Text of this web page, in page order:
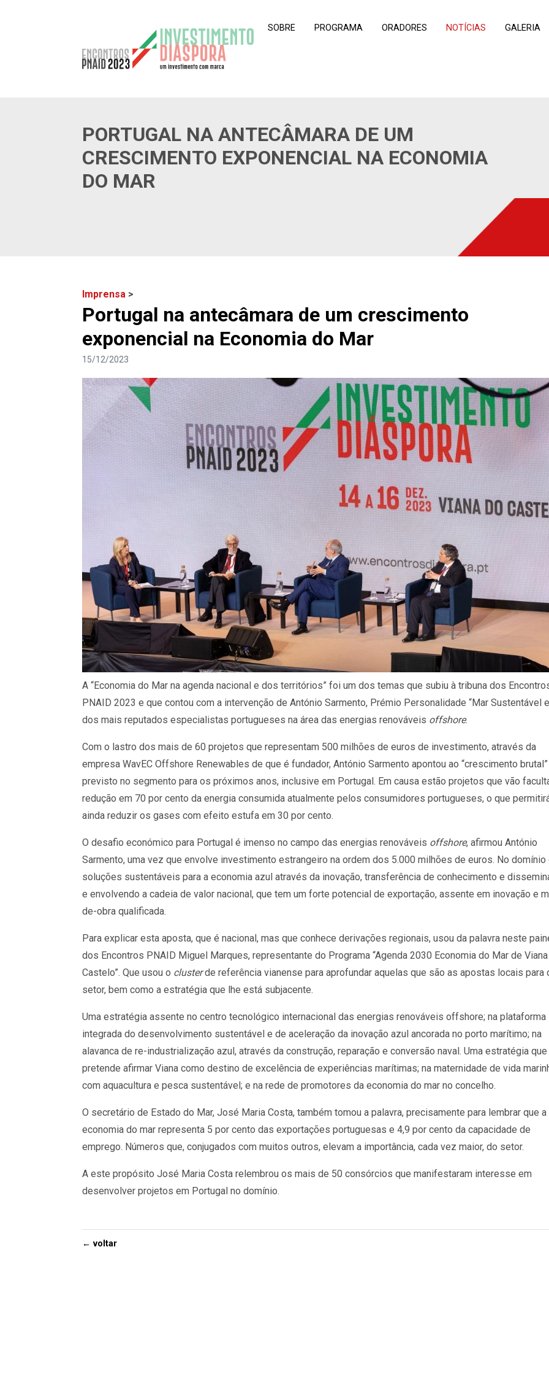
SOBRE PROGRAMA ORADORES NOTÍCIAS GALERIA
PORTUGAL NA ANTECÂMARA DE UM
CRESCIMENTO EXPONENCIAL NA ECONOMIA
DO MAR
Imprensa >
Portugal na antecâmara de um crescimento
exponencial na Economia do Mar
15/12/2023
A “Economia do Mar na agenda nacional e dos territórios” foi um dos temas que subiu à tribuna dos
PNAID 2023 e que contou com a intervenção de António Sarmento, Prémio Personalidade “Mar Sustentável
dos mais reputados especialistas portugueses na área das energias renováveis offshore.
Com o lastro dos mais de 60 projetos que representam 500 milhões de euros de investimento, através da
empresa WavEC Offshore Renewables de que é fundador, António Sarmento apontou ao “crescimento brutal”
previsto no segmento para os próximos anos, inclusive em Portugal. Em causa estão projetos que vão
redução em 70 por cento da energia consumida atualmente pelos consumidores portugueses, o que
ainda reduzir os gases com efeito estufa em 30 por cento.
O desafio económico para Portugal é imenso no campo das energias renováveis offshore, afirmou António
Sarmento, uma vez que envolve investimento estrangeiro na ordem dos 5.000 milhões de euros. No domínio
soluções sustentáveis para a economia azul através da inovação, transferência de conhecimento e
e envolvendo a cadeia de valor nacional, que tem um forte potencial de exportação, assente em inovação e
de-obra qualificada.
Para explicar esta aposta, que é nacional, mas que conhece derivações regionais, usou da palavra neste
dos Encontros PNAID Miguel Marques, representante do Programa “Agenda 2030 Economia do Mar de
Castelo”. Que usou o clusterde referência vianense para aprofundar aquelas que são as apostas locais para
setor, bem como a estratégia que lhe está subjacente.
Uma estratégia assente no centro tecnológico internacional das energias renováveis offshore; na plataforma
integrada do desenvolvimento sustentável e de aceleração da inovação azul ancorada no porto marítimo; na
alavanca de re-industrialização azul, através da construção, reparação e conversão naval. Uma estratégia que
pretende afirmar Viana como destino de excelência de experiências marítimas; na maternidade de vida
com aquacultura e pesca sustentável; e na rede de promotores da economia do mar no concelho.
O secretário de Estado do Mar, José Maria Costa, também tomou a palavra, precisamente para lembrar que a
economia do mar representa 5 por cento das exportações portuguesas e 4,9 por cento da capacidade de
emprego. Números que, conjugados com muitos outros, elevam a importância, cada vez maior, do setor.
A este propósito José Maria Costa relembrou os mais de 50 consórcios que manifestaram interesse em
desenvolver projetos em Portugal no domínio.
← voltar